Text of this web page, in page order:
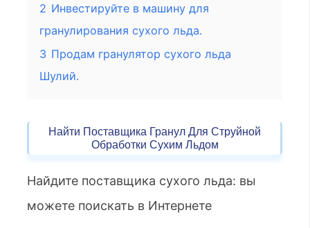
2 Инвестируйте в машину для
гранулирования сухого льда.
3 Продам гранулятор сухого льда
Шулий.
Найти Поставщика Гранул Для Струйной
Обработки Сухим Льдом
Найдите поставщика сухого льда: вы
можете поискать в Интернете